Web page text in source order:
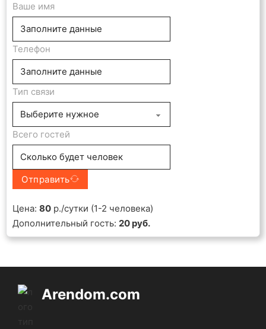
Ваше имя
Телефон
Тип связи
Всего гостей
Отправить
Цена: 80 р./сутки (1-2 человека)
Дополнительный гость: 20 руб.
Arendom.com